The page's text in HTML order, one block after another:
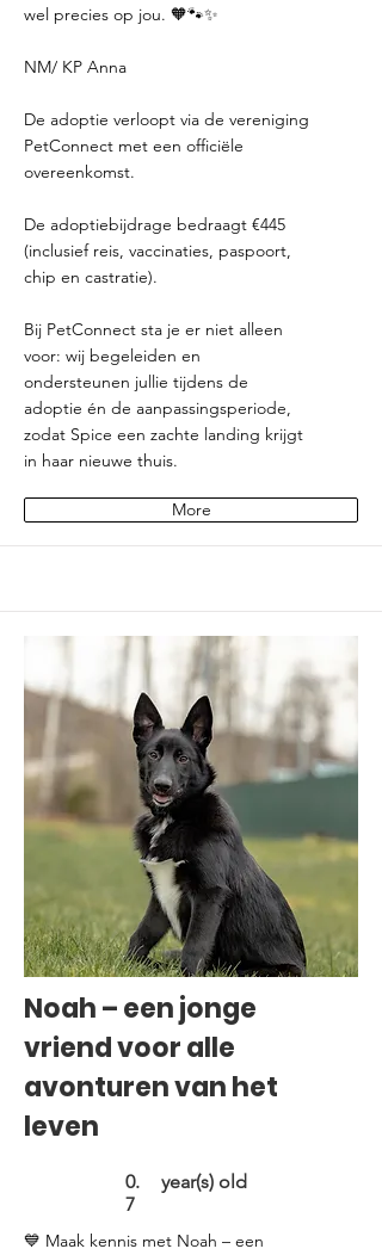
wel precies op jou. 🧡🐾✨
NM/ KP Anna
De adoptie verloopt via de vereniging
PetConnect met een officiële
overeenkomst.
De adoptiebijdrage bedraagt €445
(inclusief reis, vaccinaties, paspoort,
chip en castratie).
Bij PetConnect sta je er niet alleen
voor: wij begeleiden en
ondersteunen jullie tijdens de
adoptie én de aanpassingsperiode,
zodat Spice een zachte landing krijgt
in haar nieuwe thuis.
More
Noah – een jonge
vriend voor alle
avonturen van het
leven
0.
7
year(s) old
💙 Maak kennis met Noah – een